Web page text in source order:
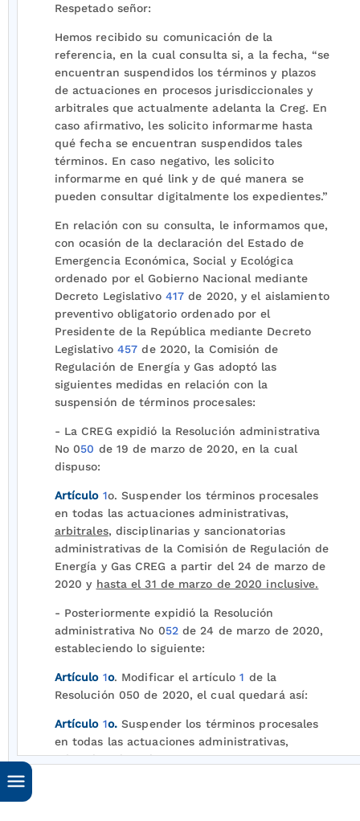
Respetado señor:
Hemos recibido su comunicación de la
referencia, en la cual consulta si, a la fecha, “se
encuentran suspendidos los términos y plazos
de actuaciones en procesos jurisdiccionales y
arbitrales que actualmente adelanta la Creg. En
caso afirmativo, les solicito informarme hasta
qué fecha se encuentran suspendidos tales
términos. En caso negativo, les solicito
informarme en qué link y de qué manera se
pueden consultar digitalmente los expedientes.”
En relación con su consulta, le informamos que,
con ocasión de la declaración del Estado de
Emergencia Económica, Social y Ecológica
ordenado por el Gobierno Nacional mediante
Decreto Legislativo 417 de 2020, y el aislamiento
preventivo obligatorio ordenado por el
Presidente de la República mediante Decreto
Legislativo 457 de 2020, la Comisión de
Regulación de Energía y Gas adoptó las
siguientes medidas en relación con la
suspensión de términos procesales:
- La CREG expidió la Resolución administrativa
No 050 de 19 de marzo de 2020, en la cual
dispuso:
Artículo 1o. Suspender los términos procesales
en todas las actuaciones administrativas,
arbitrales, disciplinarias y sancionatorias
administrativas de la Comisión de Regulación de
Energía y Gas CREG a partir del 24 de marzo de
2020 y hasta el 31 de marzo de 2020 inclusive.
- Posteriormente expidió la Resolución
administrativa No 052de 24 de marzo de 2020,
estableciendo lo siguiente:
Artículo 1o. Modificar el artículo1 de la
Resolución 050 de 2020, el cual quedará así:
Artículo 1o. Suspender los términos procesales
en todas las actuaciones administrativas,
arbitrales, disciplinarias y sancionatorias